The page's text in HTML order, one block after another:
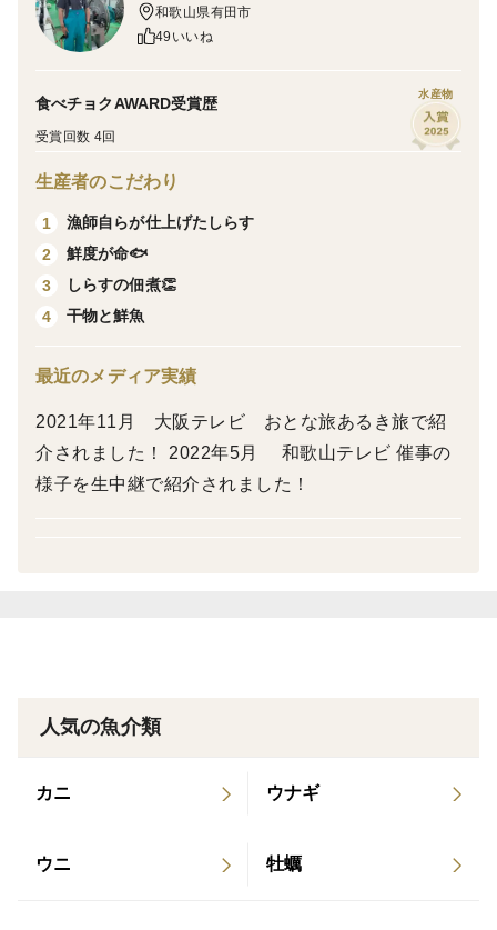
カルシウムたっぷりでお子様にも大人気です👶
初ものしらす 昔から初ものは縁起が良いとされている
東京の5つ星ホテルにも卸しています
(ザ・キャピテルホテル東急/ザ・プリンスギャラリー紀
＜産地の特徴＞
黒潮で育った良質なしらすです。(和歌山産)
大きめですが、味は変わりません🍻
大根おろしなどと一緒に食べるとさらに美味しいです！
＜配送＞
注文日から2～5日以内に発送
＜賞味期限及び保存方法＞
保存方法:冷蔵(0℃～10℃)もしくは冷凍
方、そのしらすをまた自らが仕上げて最高の一品に仕上
是非一度【漁師が自ら仕上げたしらす】をご賞味くださ
和歌山県有田市
49いいね
食べチョクAWARD受賞歴
受賞回数 4回
水産物
生産者のこだわり
1
漁師自らが仕上げたしらす
2
鮮度が命🐟
3
しらすの佃煮👏
4
干物と鮮魚
最近のメディア実績
2021年11月 大阪テレビ おとな旅あるき旅で紹
介されました！ 2022年5月 和歌山テレビ 催事の
様子を生中継で紹介されました！
人気の魚介類
カニ ウナギ
ウニ 牡蠣